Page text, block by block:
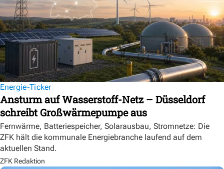
Energie-Ticker
Ansturm auf Wasserstoff-Netz – Düsseldorf
schreibt Großwärmepumpe aus
Fernwärme, Batteriespeicher, Solarausbau, Stromnetze: Die
ZFK hält die kommunale Energiebranche laufend auf dem
aktuellen Stand.
ZFK Redaktion